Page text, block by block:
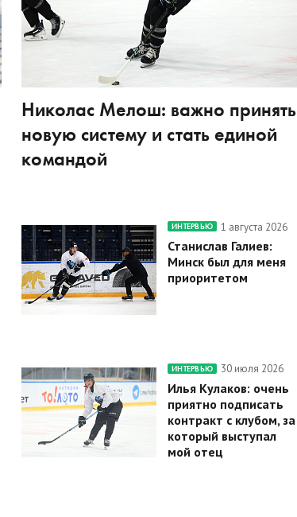
Николас Мелош: важно принять
новую систему и стать единой
командой
ИНТЕРВЬЮ 1 августа 2026
Станислав Галиев:
Минск был для меня
приоритетом
ИНТЕРВЬЮ 30 июля 2026
Илья Кулаков: очень
приятно подписать
контракт с клубом, за
который выступал
мой отец